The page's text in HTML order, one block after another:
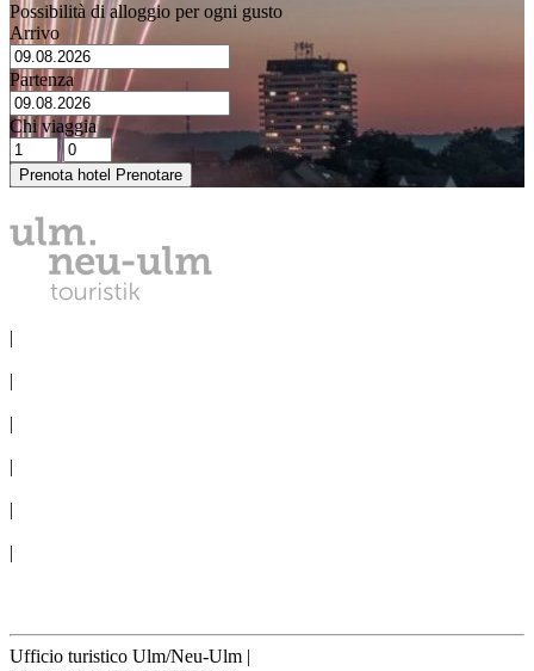
Possibilità di alloggio per ogni gusto
Arrivo
Partenza
Chi viaggia
Prenota hotel Prenotare
|
|
|
|
|
|
Ufficio turistico Ulm/Neu-Ulm |